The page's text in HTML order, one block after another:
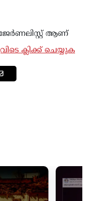
ആണ്
ക്ലിക്ക് ചെയ്യുക